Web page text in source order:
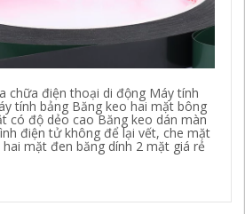
chữa điện thoại di động Máy tính
tính bảng Băng keo hai mặt bông
có độ dẻo cao Băng keo dán màn
điện tử không để lại vết, che mặt
mặt đen băng dính 2 mặt giá rẻ